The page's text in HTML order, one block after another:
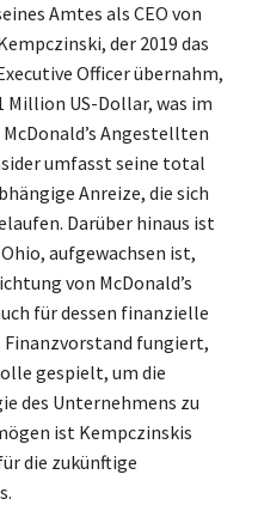
Amtes als CEO von
der 2019 das
Officer übernahm,
Million US-Dollar, was im
Angestellten
umfasst seine total
Anreize, die sich
Darüber hinaus ist
aufgewachsen ist,
von McDonald’s
für dessen finanzielle
Finanzvorstand fungiert,
gespielt, um die
des Unternehmens zu
ist Kempczinskis
die zukünftige